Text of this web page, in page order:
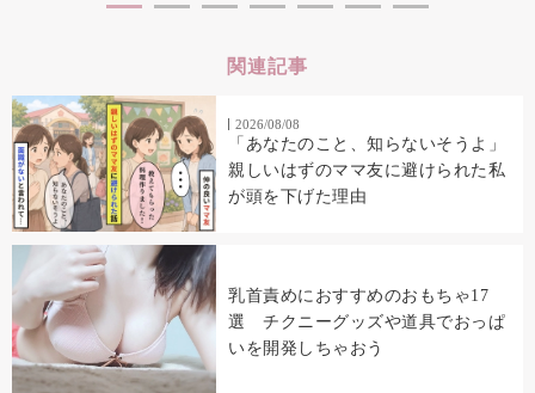
関連記事
2026/08/08
「あなたのこと、知らないそうよ」
親しいはずのママ友に避けられた私
が頭を下げた理由
乳首責めにおすすめのおもちゃ17
選 チクニーグッズや道具でおっぱ
いを開発しちゃおう